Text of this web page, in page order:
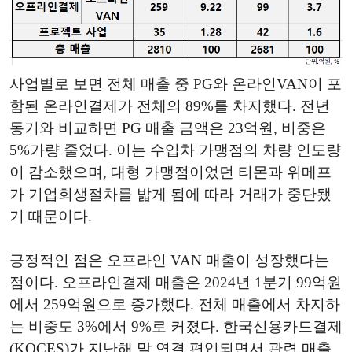
사업별로 보면 전체 매출 중 PG와 온라인VAN이 포
함된 온라인결제가 전체의 89%를 차지했다. 전년
동기와 비교하면 PG 매출 금액은 23억원, 비중은
5%가량 줄었다. 이는 수입차 가맹점의 차량 인도량
이 감소했으며, 대형 가맹점이었던 티몬과 위메프
가 기업회생절차를 밟게 됨에 따라 거래가 중단됐
기 때문이다.
긍정적인 점은 오프라인 VAN 매출이 성장했다는
점이다. 오프라인결제 매출은 2024년 1분기 99억원
에서 259억원으로 증가했다. 전체 매출에서 차지하
는 비중도 3%에서 9%로 커졌다. 한국신용카드결제
(KOCES)가 지난해 말 연결 편입되면서 관련 매출